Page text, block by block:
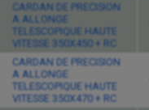
CARDAN DE PRECISION
A ALLONGE
TELESCOPIQUE HAUTE
VITESSE 350X450 + RC
CARDAN DE PRECISION
A ALLONGE
TELESCOPIQUE HAUTE
VITESSE 350X470 + RC